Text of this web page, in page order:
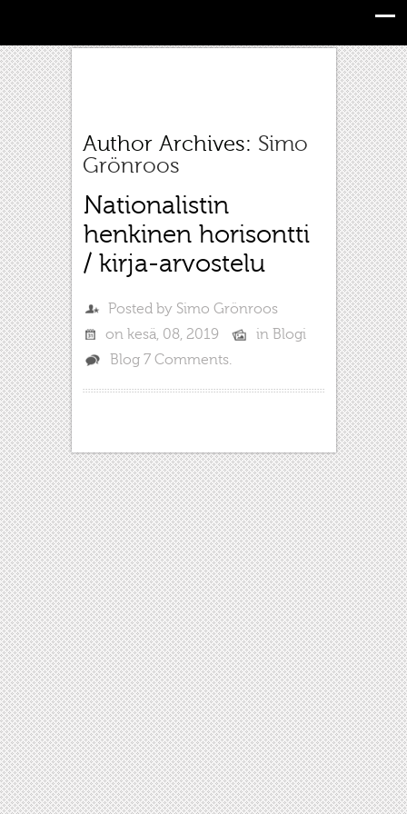
Author Archives: Simo
Grönroos
Nationalistin
henkinen horisontti
/ kirja-arvostelu
Posted by Simo Grönroos
on kesä, 08, 2019 in Blogi
Blog 7 Comments.